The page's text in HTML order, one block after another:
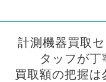
計測機器買取
タッフが丁
買取額の把握